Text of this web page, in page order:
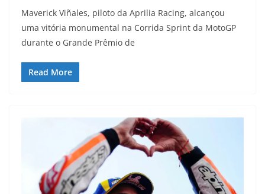
Maverick Viñales, piloto da Aprilia Racing, alcançou
uma vitória monumental na Corrida Sprint da MotoGP
durante o Grande Prêmio de
Read More